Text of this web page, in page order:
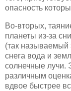
опасность
Во-вторых,
планеты из-за
(так называемый
снега вода и
солнечные лучи.
различным
вдвое быстрее